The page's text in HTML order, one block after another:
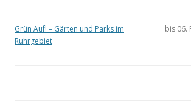
Grün Auf! – Gärten und Parks im
Ruhrgebiet
bis 06.